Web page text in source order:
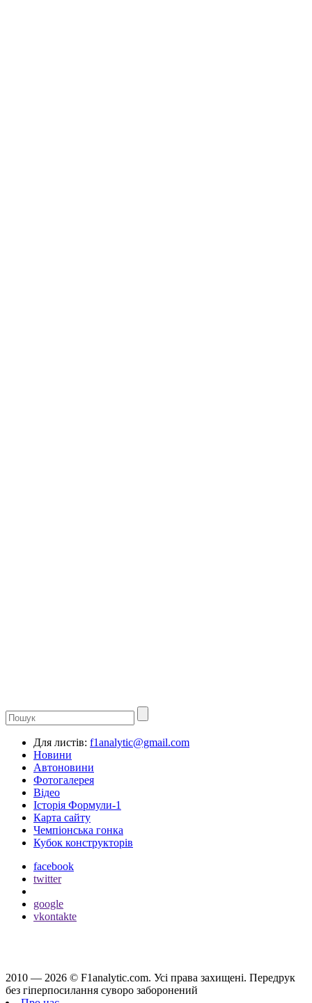
Для листів: f1analytic@gmail.com
Новини
Автоновини
Фотогалерея
Відео
Історія Формули-1
Карта сайту
Чемпіонська гонка
Кубок конструкторів
facebook
twitter
google
vkontakte
2010 — 2026 © F1analytic.com. Усi права захищенi. Передрук
без гіперпосилання суворо заборонений